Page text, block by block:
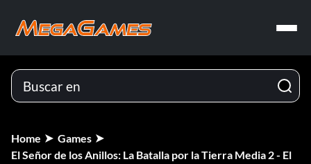
Home
Games
El Señor de los Anillos: La Batalla por la Tierra Media 2 - El